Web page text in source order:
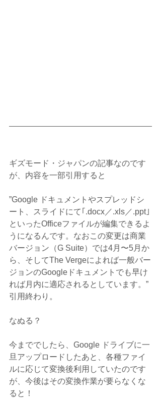
ギズモード・ジャパンの記事なのです
が、内容を一部引用すると
”Google ドキュメントやスプレッドシ
ート、スライドにて｢.docx／.xls／.ppt｣
といったOfficeファイルが編集できるよ
うになるんです。なおこの変更は商業
バージョン（G Suite）では4月〜5月か
ら、そしてThe Vergeによれば一般バー
ジョンのGoogleドキュメントでも早け
れば月内に適応されるとしています。”
引用終わり。
なぬる？
今まででしたら、Google ドライブに一
旦アップロードしたあと、各種ファイ
ルに応じて変換後利用していたのです
が、今後はその変換作業が要らなくな
ると！